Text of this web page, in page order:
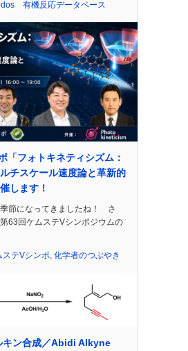
有機反応データベース
「フォトキネティシズム：
チスケール速度論と革新的
します！
節になってきましたね！ さ
63回ケムステVシンポジウムの
ステVシンポ 化学者のつぶやき
キン合成／Abidi Alkyne